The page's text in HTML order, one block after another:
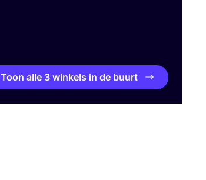
Toon alle 3 winkels in de buurt